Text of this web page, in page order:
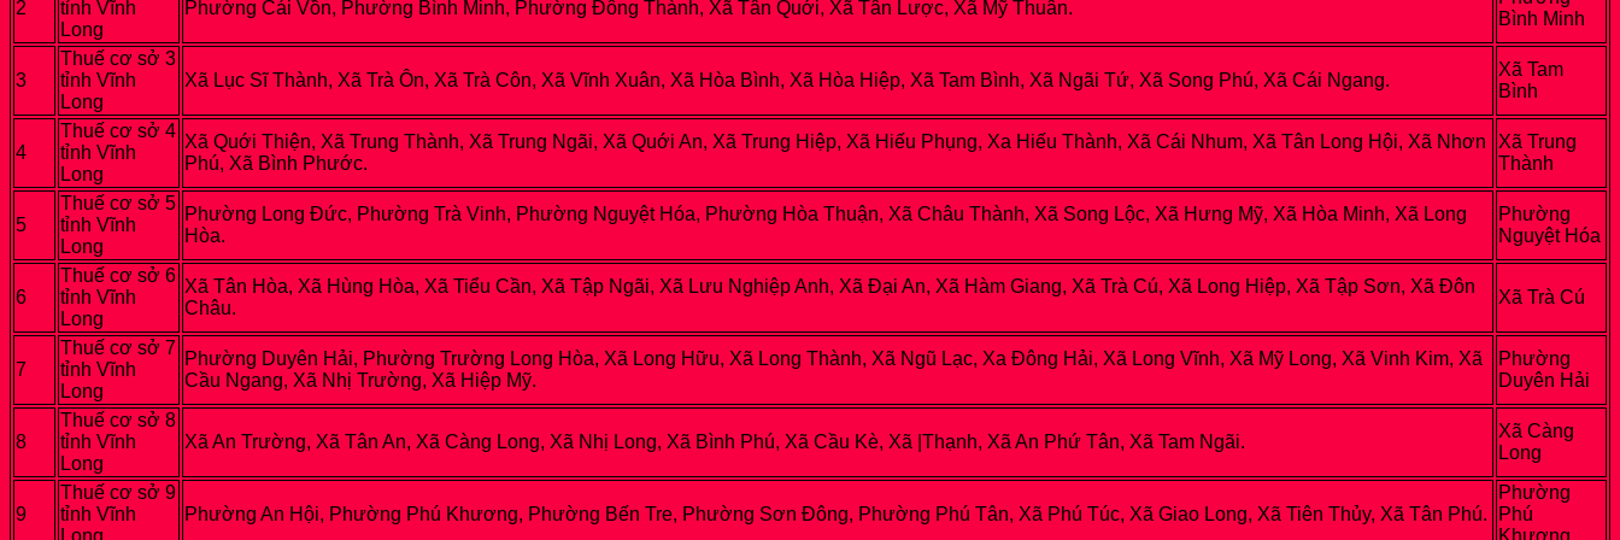
2
tỉnh Vĩnh
Long
Phường Cái Vồn, Phường Bình Minh, Phường Đông Thành, Xã Tân Quới, Xã Tân Lược, Xã Mỹ Thuân.
Bình Minh
3
Thuế cơ sở 3
tỉnh Vĩnh
Long
Xã Lục Sĩ Thành, Xã Trà Ôn, Xã Trà Côn, Xã Vĩnh Xuân, Xã Hòa Bình, Xã Hòa Hiệp, Xã Tam Bình, Xã Ngãi Tứ, Xã Song Phú, Xã Cái Ngang.
Xã Tam
Bình
4
Thuế cơ sở 4
tỉnh Vĩnh
Long
Xã Quới Thiện, Xã Trung Thành, Xã Trung Ngãi, Xã Quới An, Xã Trung Hiệp, Xã Hiếu Phụng, Xа Hiếu Thành, Xã Cái Nhum, Xã Tân Long Hội, Xã Nhơn
Phú, Xã Bình Phước.
Xã Trung
Thành
5
Thuế cơ sở 5
tỉnh Vĩnh
Long
Phường Long Đức, Phường Trà Vinh, Phường Nguyệt Hóa, Phường Hòa Thuận, Xã Châu Thành, Xã Song Lộc, Xã Hưng Mỹ, Xã Hòa Minh, Xã Long
Hòa.
Phường
Nguyệt Hóa
6
Thuế cơ sở 6
tỉnh Vĩnh
Long
Xã Tân Hòa, Xã Hùng Hòa, Xã Tiểu Cần, Xã Tập Ngãi, Xã Lưu Nghiệp Anh, Xã Đại An, Xã Hàm Giang, Xã Trà Cú, Xã Long Hiệp, Xã Tập Sơn, Xã Đôn
Châu.
Xã Trà Cú
7
Thuế cơ sở 7
tỉnh Vĩnh
Long
Phường Duyên Hải, Phường Trường Long Hòa, Xã Long Hữu, Xã Long Thành, Xã Ngũ Lạc, Xа Đông Hải, Xã Long Vĩnh, Xã Mỹ Long, Xã Vinh Kim, Xã
Cầu Ngang, Xã Nhị Trường, Xã Hiệp Mỹ.
Phường
Duyên Hải
8
Thuế cơ sở 8
tỉnh Vĩnh
Long
Xã An Trường, Xã Tân An, Xã Càng Long, Xã Nhị Long, Xã Bình Phú, Xã Cầu Kè, Xã |Thạnh, Xã An Phứ Tân, Xã Tam Ngãi.
Xã Càng
Long
9
Thuế cơ sở 9
tỉnh Vĩnh
Long
Phường An Hội, Phường Phú Khương, Phường Bến Tre, Phường Sơn Đông, Phường Phú Tân, Xã Phú Túc, Xã Giao Long, Xã Tiên Thủy, Xã Tân Phú.
Phường
Phú
Khương